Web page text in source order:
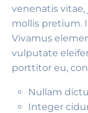
venenatis
mollis pretium.
Vivamus
vulputate
porttitor eu,
Nullam
Integer